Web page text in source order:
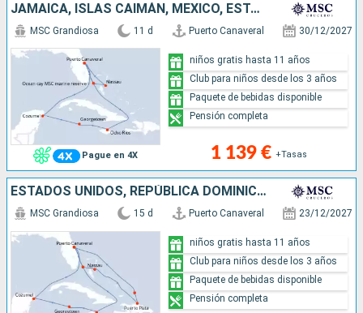
JAMAICA, ISLAS CAIMÁN, MÉXICO, ESTADOS UNIDOS, BAHAMAS
Pague en 4X
MSC Grandiosa 11 d Puerto Canaveral 30/12/2027
1 139 € +Tasas
niños gratis hasta 11 años
Club para niños desde los 3 años
Paquete de bebidas disponible
Pensión completa
ESTADOS UNIDOS, REPÚBLICA DOMINICANA, ISLAS TURCAS Y CAICOS, BAHAMAS, JAMAICA, ISLAS CAIMÁN, MÉXICO
MSC Grandiosa 15 d Puerto Canaveral 23/12/2027
niños gratis hasta 11 años
Club para niños desde los 3 años
Paquete de bebidas disponible
Pensión completa